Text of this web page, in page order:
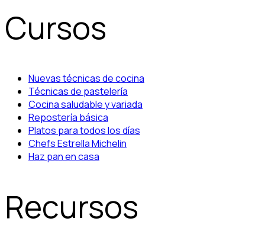
Cursos
Nuevas técnicas de cocina
Técnicas de pastelería
Cocina saludable y variada
Repostería básica
Platos para todos los días
Chefs Estrella Michelin
Haz pan en casa
Recursos